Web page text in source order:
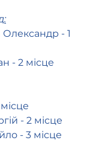
- 1
- 2 місце
- 2 місце
- 3 місце